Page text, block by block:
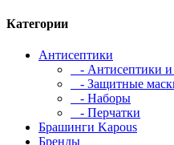
Категории
Антисептики
- Антисептики и
- Защитные
- Наборы
- Перчатки
Брашинги Kapous
Бренды